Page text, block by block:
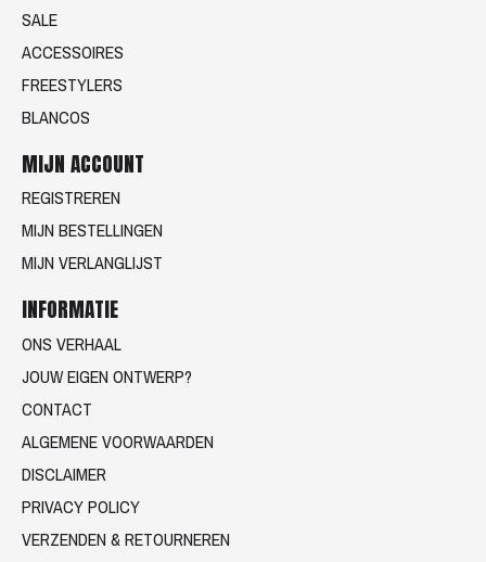
SALE
ACCESSOIRES
FREESTYLERS
BLANCOS
MIJN ACCOUNT
REGISTREREN
MIJN BESTELLINGEN
MIJN VERLANGLIJST
INFORMATIE
ONS VERHAAL
JOUW EIGEN ONTWERP?
CONTACT
ALGEMENE VOORWAARDEN
DISCLAIMER
PRIVACY POLICY
VERZENDEN & RETOURNEREN